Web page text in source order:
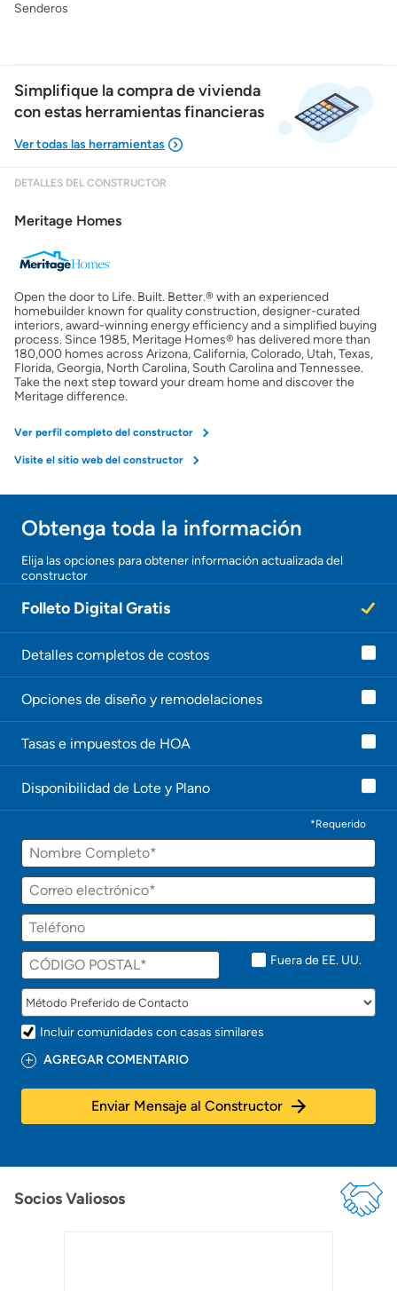
Senderos
Simplifique la compra de vivienda
con estas herramientas financieras
Obtener mi puntaje de crédito
Calcular mi hipoteca
Obtener Aprobación Previa
Obtener ofertas por mi casa
DETALLES DEL CONSTRUCTOR
Meritage Homes
Open the door to Life. Built. Better.® with an experienced
homebuilder known for quality construction, designer-curated
interiors, award-winning energy efficiency and a simplified buying
process. Since 1985, Meritage Homes® has delivered more than
180,000 homes across Arizona, California, Colorado, Utah, Texas,
Florida, Georgia, North Carolina, South Carolina and Tennessee.
Take the next step toward your dream home and discover the
Meritage difference.
Ver perfil completo del constructor
Visite el sitio web del constructor
¡Gracias!
¡
n
e
e
c
t
r
á
r
n
t
!
Obtenga toda la información
Elija las opciones para obtener información actualizada del
constructor
Folleto Digital Gratis
Detalles completos de costos
Opciones de diseño y remodelaciones
Tasas e impuestos de HOA
Disponibilidad de Lote y Plano
*Requerido
Nombre
Correo
electrónico
Teléfono
Fuera de EE. UU.
Incluir comunidades con casas similares
AGREGAR COMENTARIO
Enviar Mensaje al Constructor
Socios Valiosos